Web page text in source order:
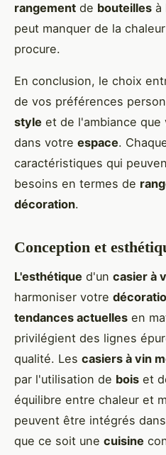
rangement de bouteilles à
peut manquer de la
procure.
En conclusion, le choix
de vos préférences
style et de l'ambiance
dans votre espace.
caractéristiques qui
besoins en termes de
décoration.
Conception et
L'esthétique d'un casier à
harmoniser votre
tendances actuelles en
privilégient des lignes
qualité. Les casiers à vin
par l'utilisation de bois et
équilibre entre chaleur et
peuvent être intégrés
que ce soit une cuisine